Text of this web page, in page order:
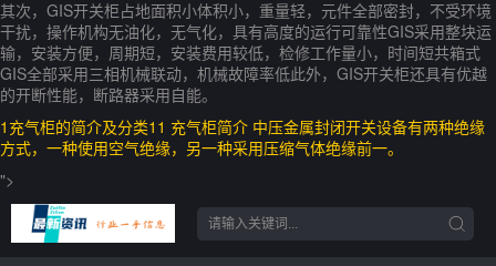
其次，GIS开关柜占地面积小体积小，重量轻，元件全部密封，不受环境
干扰，操作机构无油化，无气化，具有高度的运行可靠性GIS采用整块运
输，安装方便，周期短，安装费用较低，检修工作量小，时间短共箱式
GIS全部采用三相机械联动，机械故障率低此外，GIS开关柜还具有优越
的开断性能，断路器采用自能。
1充气柜的简介及分类11 充气柜简介 中压金属封闭开关设备有两种绝缘
方式，一种使用空气绝缘，另一种采用压缩气体绝缘前一。
">